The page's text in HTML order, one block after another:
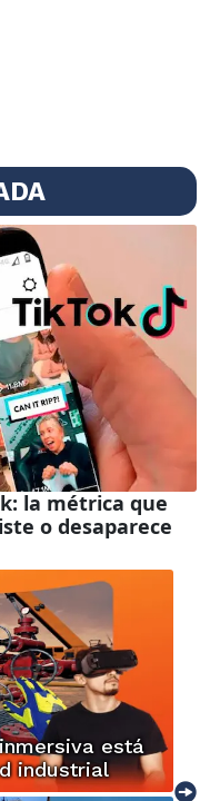
la métrica que
o desaparece
está
industrial